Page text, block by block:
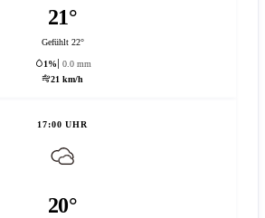
21°
Gefühlt 22°
1%
0.0 mm
21 km/h
17:00 UHR
20°